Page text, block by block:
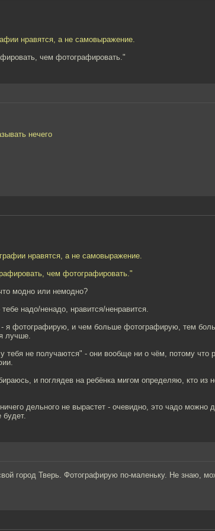
нравятся, а не самовыражение.
чем фотографировать."
нечего
нравятся, а не самовыражение.
чем фотографировать."
модно или немодно?
надо/ненадо, нравится/ненравится.
- я фотографирую, и чем больше фотографирую, тем
лучше.
тебя не получаются" - они вообще ни о чём, потому что
и поглядев на ребёнка мигом определяю, кто из
дельного не вырастет - очевидно, это чадо можно
будет.
город Тверь. Фотографирую по-маленьку. Не знаю,